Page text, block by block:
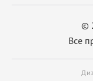
©
Все